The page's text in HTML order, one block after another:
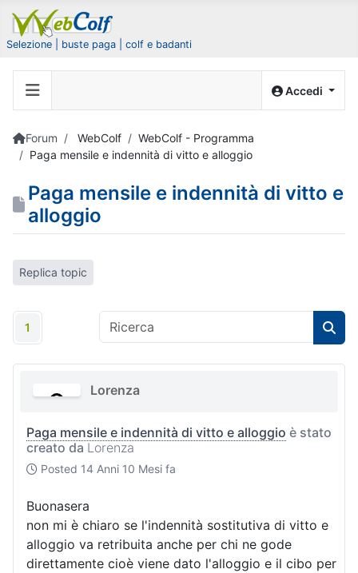
Selezione | buste paga | colf e badanti
Accedi
Forum WebColf
WebColf - Programma
Paga mensile e indennità di vitto e alloggio
Paga mensile e indennità di vitto e
alloggio
Replica topic
1
Lorenza
Paga mensile e indennità di vitto e alloggio è stato
creato da Lorenza
Posted 14 Anni 10 Mesi fa
Buonasera
non mi è chiaro se l'indennità sostitutiva di vitto e
alloggio va retribuita anche per chi ne gode
direttamente cioè viene dato l'alloggio e il cibo per